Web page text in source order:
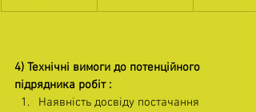
4) Технічні вимоги до потенційного
підрядника робіт :
Наявність досвіду постачання